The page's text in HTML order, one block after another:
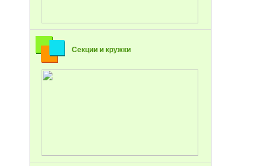
Секции и кружки